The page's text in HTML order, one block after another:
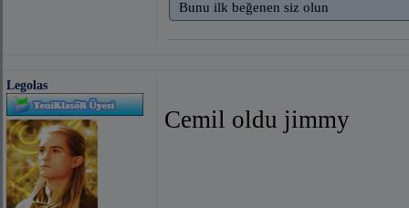
Bunu ilk beğenen siz olun
Legolas
Cemil oldu jimmy